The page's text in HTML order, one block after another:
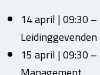
14 april | 09:30
Leidinggevenden
15 april | 09:30